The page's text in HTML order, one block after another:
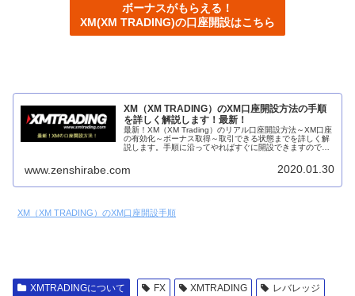
ボーナスがもらえる！
XM(XM TRADING)の口座開設はこちら
XM（XM TRADING）のXM口座開設方法の手順
を詳しく解説します！最新！
最新！XM（XM Trading）のリアル口座開設方法～XM口座
の有効化～ボーナス取得～取引できる状態までを詳しく解
説します。手順に沿ってやればすぐに開設できますので是
3,000円がもらえるので是非こちらから参加してくださ
い。
www.zenshirabe.com 2020.01.30
XM（XM TRADING）のXM口座開設手順
XMTRADINGについて FX XMTRADING
レバレッジ